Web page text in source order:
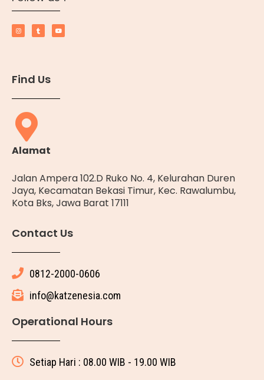
Find Us
Alamat
Jalan Ampera 102.D Ruko No. 4, Kelurahan Duren
Jaya, Kecamatan Bekasi Timur, Kec. Rawalumbu,
Kota Bks, Jawa Barat 17111
Contact Us
0812-2000-0606
info@katzenesia.com
Operational Hours
Setiap Hari : 08.00 WIB - 19.00 WIB